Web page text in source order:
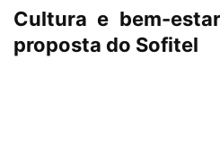
Cultura e bem-
proposta do Sofitel